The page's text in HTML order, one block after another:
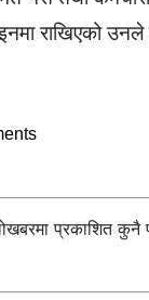
राखिएको
प्रकाशित कुनै